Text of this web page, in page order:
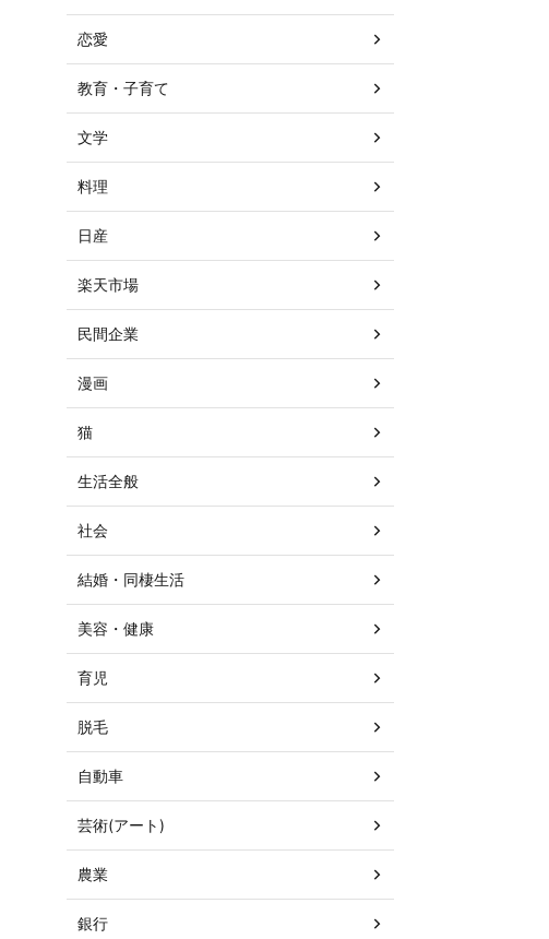
恋愛
教育・子育て
文学
料理
日産
楽天市場
民間企業
漫画
猫
生活全般
社会
結婚・同棲生活
美容・健康
育児
脱毛
自動車
芸術(アート)
農業
銀行